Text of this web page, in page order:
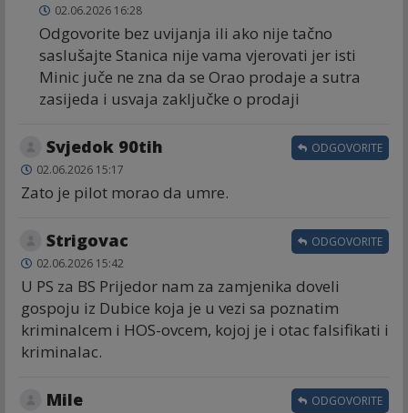
02.06.2026 16:28
Odgovorite bez uvijanja ili ako nije tačno
saslušajte Stanica nije vama vjerovati jer isti
Minic juče ne zna da se Orao prodaje a sutra
zasijeda i usvaja zaključke o prodaji
Svjedok 90tih
02.06.2026 15:17
Zato je pilot morao da umre.
ODGOVORITE
Strigovac
02.06.2026 15:42
U PS za BS Prijedor nam za zamjenika doveli
gospoju iz Dubice koja je u vezi sa poznatim
kriminalcem i HOS-ovcem, kojoj je i otac falsifikati i
kriminalac.
ODGOVORITE
Mile ODGOVORITE